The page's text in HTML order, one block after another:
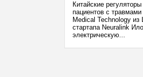
Китайские
пациентов с
Medical Technology из
стартапа Neuralink
электрическую...